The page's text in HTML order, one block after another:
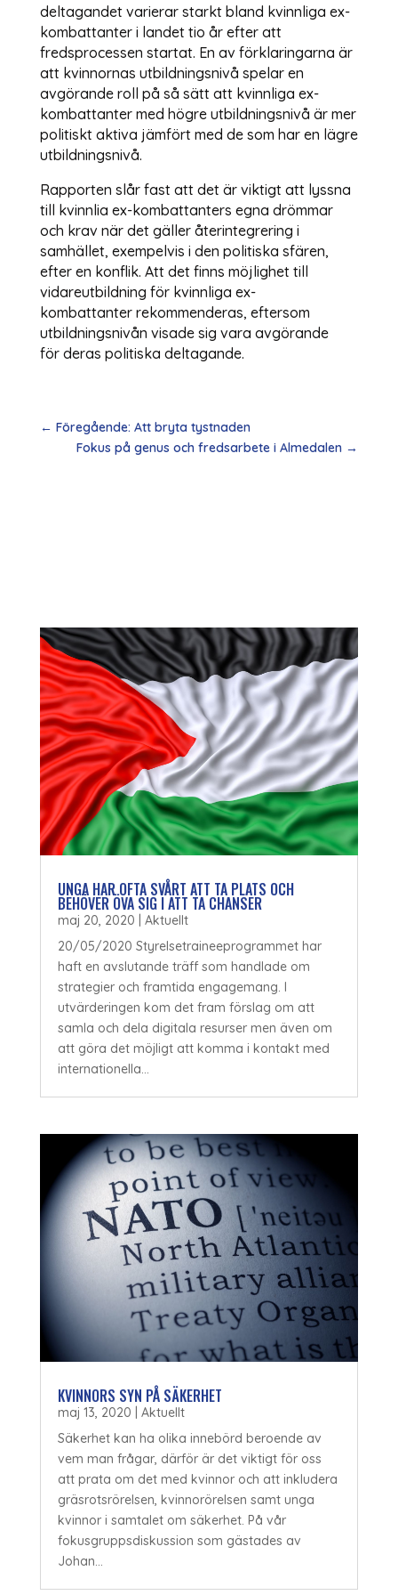
deltagandet varierar starkt bland kvinnliga ex-
kombattanter i landet tio år efter att
fredsprocessen startat. En av förklaringarna är
att kvinnornas utbildningsnivå spelar en
avgörande roll på så sätt att kvinnliga ex-
kombattanter med högre utbildningsnivå är mer
politiskt aktiva jämfört med de som har en lägre
utbildningsnivå.
Rapporten slår fast att det är viktigt att lyssna
till kvinnlia ex-kombattanters egna drömmar
och krav när det gäller återintegrering i
samhället, exempelvis i den politiska sfären,
efter en konflik. Att det finns möjlighet till
vidareutbildning för kvinnliga ex-
kombattanter rekommenderas, eftersom
utbildningsnivån visade sig vara avgörande
för deras politiska deltagande.
← Föregående: Att bryta tystnaden
Fokus på genus och fredsarbete i Almedalen →
UNGA HAR OFTA SVÅRT ATT TA PLATS OCH
BEHÖVER ÖVA SIG I ATT TA CHANSER
maj 20, 2020
Aktuellt
20/05/2020 Styrelsetraineeprogrammet har
haft en avslutande träff som handlade om
strategier och framtida engagemang. I
utvärderingen kom det fram förslag om att
samla och dela digitala resurser men även om
att göra det möjligt att komma i kontakt med
internationella...
KVINNORS SYN PÅ SÄKERHET
maj 13, 2020
Aktuellt
Säkerhet kan ha olika innebörd beroende av
vem man frågar, därför är det viktigt för oss
att prata om det med kvinnor och att inkludera
gräsrotsrörelsen, kvinnorörelsen samt unga
kvinnor i samtalet om säkerhet. På vår
fokusgruppsdiskussion som gästades av
Johan...